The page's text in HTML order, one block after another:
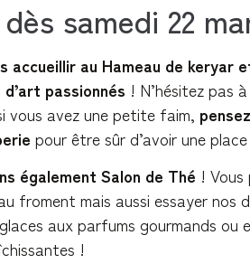
samedi 22
accueillir au Hameau de keryar
passionnés ! N’hésitez pas
vous avez une petite faim,
pour être sûr d’avoir une
également Salon de Thé !
froment mais aussi essayer nos
aux parfums gourmands ou
!